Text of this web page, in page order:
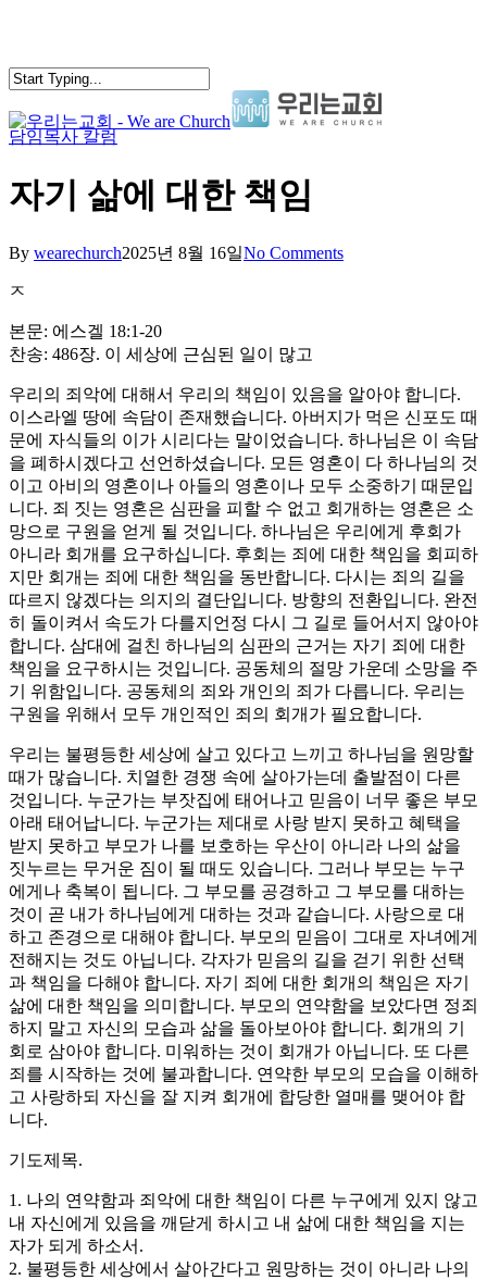
content
search
Menu
담임목사 칼럼
자기 삶에 대한 책임
By wearechurch2025년 8월 16일No Comments
ㅈ
본문: 에스겔 18:1-20
찬송: 486장. 이 세상에 근심된 일이 많고
우리의 죄악에 대해서 우리의 책임이 있음을 알아야 합니다.
이스라엘 땅에 속담이 존재했습니다. 아버지가 먹은 신포도 때
문에 자식들의 이가 시리다는 말이었습니다. 하나님은 이 속담
을 폐하시겠다고 선언하셨습니다. 모든 영혼이 다 하나님의 것
이고 아비의 영혼이나 아들의 영혼이나 모두 소중하기 때문입
니다. 죄 짓는 영혼은 심판을 피할 수 없고 회개하는 영혼은 소
망으로 구원을 얻게 될 것입니다. 하나님은 우리에게 후회가
아니라 회개를 요구하십니다. 후회는 죄에 대한 책임을 회피하
지만 회개는 죄에 대한 책임을 동반합니다. 다시는 죄의 길을
따르지 않겠다는 의지의 결단입니다. 방향의 전환입니다. 완전
히 돌이켜서 속도가 다를지언정 다시 그 길로 들어서지 않아야
합니다. 삼대에 걸친 하나님의 심판의 근거는 자기 죄에 대한
책임을 요구하시는 것입니다. 공동체의 절망 가운데 소망을 주
기 위함입니다. 공동체의 죄와 개인의 죄가 다릅니다. 우리는
구원을 위해서 모두 개인적인 죄의 회개가 필요합니다.
우리는 불평등한 세상에 살고 있다고 느끼고 하나님을 원망할
때가 많습니다. 치열한 경쟁 속에 살아가는데 출발점이 다른
것입니다. 누군가는 부잣집에 태어나고 믿음이 너무 좋은 부모
아래 태어납니다. 누군가는 제대로 사랑 받지 못하고 혜택을
받지 못하고 부모가 나를 보호하는 우산이 아니라 나의 삶을
짓누르는 무거운 짐이 될 때도 있습니다. 그러나 부모는 누구
에게나 축복이 됩니다. 그 부모를 공경하고 그 부모를 대하는
것이 곧 내가 하나님에게 대하는 것과 같습니다. 사랑으로 대
하고 존경으로 대해야 합니다. 부모의 믿음이 그대로 자녀에게
전해지는 것도 아닙니다. 각자가 믿음의 길을 걷기 위한 선택
과 책임을 다해야 합니다. 자기 죄에 대한 회개의 책임은 자기
삶에 대한 책임을 의미합니다. 부모의 연약함을 보았다면 정죄
하지 말고 자신의 모습과 삶을 돌아보아야 합니다. 회개의 기
회로 삼아야 합니다. 미워하는 것이 회개가 아닙니다. 또 다른
죄를 시작하는 것에 불과합니다. 연약한 부모의 모습을 이해하
고 사랑하되 자신을 잘 지켜 회개에 합당한 열매를 맺어야 합
니다.
기도제목.
1. 나의 연약함과 죄악에 대한 책임이 다른 누구에게 있지 않고
내 자신에게 있음을 깨닫게 하시고 내 삶에 대한 책임을 지는
자가 되게 하소서.
2. 불평등한 세상에서 살아간다고 원망하는 것이 아니라 나의